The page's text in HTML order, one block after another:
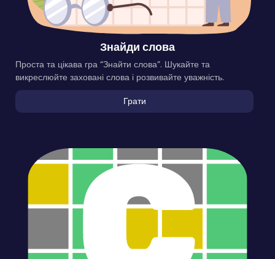
Знайди слова
Проста та цікава гра “Знайти слова”. Шукайте та
викреслюйте заховані слова і розвивайте уважність.
Грати